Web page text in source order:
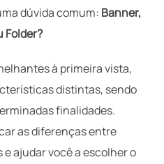
dúvida comum: Banner,
Folder?
à primeira vista,
distintas, sendo
finalidades.
as diferenças entre
ajudar você a escolher o